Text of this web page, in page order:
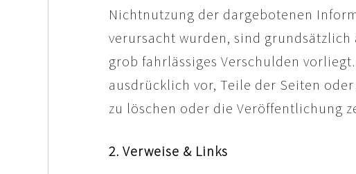
Nichtnutzung der dargebotenen
verursacht wurden, sind
grob fahrlässiges Verschulden
ausdrücklich vor, Teile der Seiten
zu löschen oder die Veröffentlichung
2. Verweise & Links